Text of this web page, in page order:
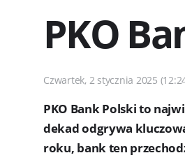
PKO
Czwartek, 2 stycznia 2025
PKO Bank Polski to
dekad odgrywa
roku, bank ten